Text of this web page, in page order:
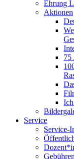
Ehrung
Aktionen
75
Service
Service-